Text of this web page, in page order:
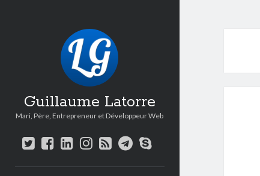
Guillaume Latorre
Mari, Père, Entrepreneur et Développeur Web
twitter
facebook
linkedin
instagram
rsstelegram
skype